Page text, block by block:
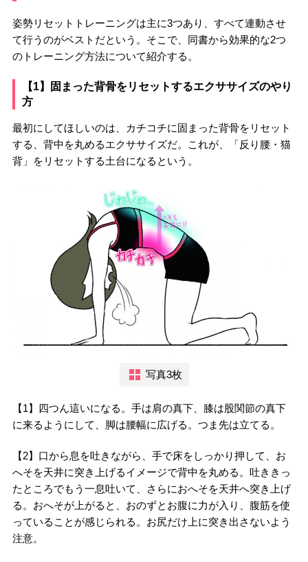
姿勢リセットトレーニングは主に3つあり、すべて連動させ
て行うのがベストだという。そこで、同書から効果的な2つ
のトレーニング方法について紹介する。
【1】固まった背骨をリセットするエクササイズのやり
方
最初にしてほしいのは、カチコチに固まった背骨をリセット
する、背中を丸めるエクササイズだ。これが、「反り腰・猫
背」をリセットする土台になるという。
写真3枚
【1】四つん這いになる。手は肩の真下、膝は股関節の真下
に来るようにして、脚は腰幅に広げる。つま先は立てる。
【2】口から息を吐きながら、手で床をしっかり押して、お
へそを天井に突き上げるイメージで背中を丸める。吐ききっ
たところでもう一息吐いて、さらにおへそを天井へ突き上げ
る。おへそが上がると、おのずとお腹に力が入り、腹筋を使
っていることが感じられる。お尻だけ上に突き出さないよう
注意。